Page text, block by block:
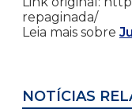
repaginada/
Leia mais sobre
NOTÍCIAS